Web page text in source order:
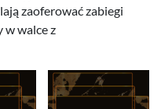
zaoferować zabiegi
w walce z